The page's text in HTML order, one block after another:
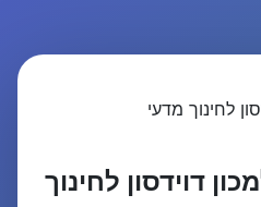
דוידסון לחינוך